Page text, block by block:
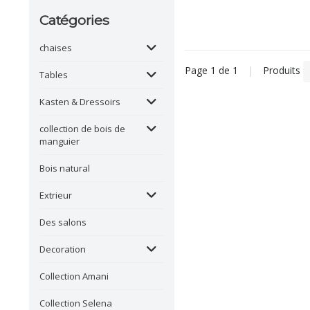
Catégories
chaises
Tables
Kasten & Dressoirs
collection de bois de
manguier
Bois natural
Extrieur
Des salons
Decoration
Collection Amani
Collection Selena
Page 1 de 1 | Produits